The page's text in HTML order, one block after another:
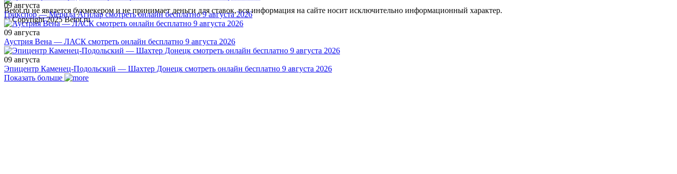
09 августа
Грикспор — Мерида Агилар смотреть онлайн бесплатно 9 августа 2026
09 августа
Аустрия Вена — ЛАСК смотреть онлайн бесплатно 9 августа 2026
09 августа
Эпицентр Каменец-Подольский — Шахтер Донецк смотреть онлайн бесплатно 9 августа 2026
Показать больше
Betot.ru не явялется букмекером и не принимает деньги для ставок, вся информация на сайте носит исключительно информационный характер.
© Copyright 2025 Betot.ru